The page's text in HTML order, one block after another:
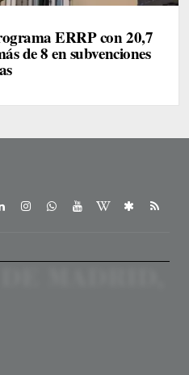
ERRP con 20,7
de 8 en subvenciones